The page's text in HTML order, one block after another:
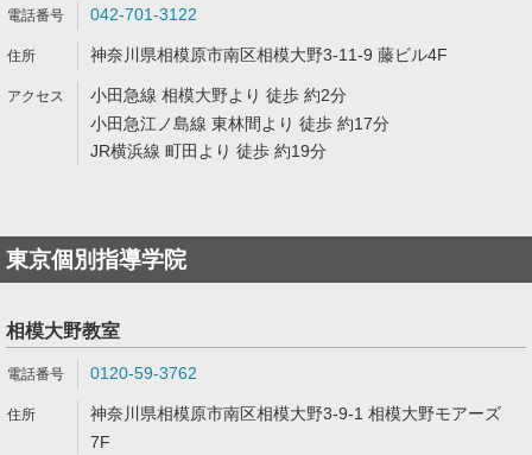
042-701-3122
神奈川県相模原市南区相模大野3-11-9 藤ビル4F
小田急線 相模大野より 徒歩 約2分
小田急江ノ島線 東林間より 徒歩 約17分
JR横浜線 町田より 徒歩 約19分
東京個別指導学院
相模大野教室
0120-59-3762
神奈川県相模原市南区相模大野3-9-1 相模大野モアーズ
7F